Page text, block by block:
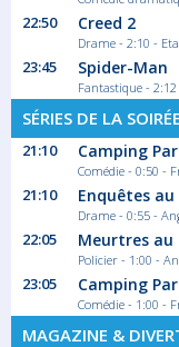
22:50 Creed 2
Drame - 2:10 -
23:45 Spider-Man
Fantastique -
SÉRIES DE LA SOIRÉE
21:10 Camping
Comédie - 0:50 -
21:10 Enquêtes
Drame - 0:55 -
22:05 Meurtres au
Policier - 1:00 -
23:05 Camping
Comédie - 1:00 -
MAGAZINE &